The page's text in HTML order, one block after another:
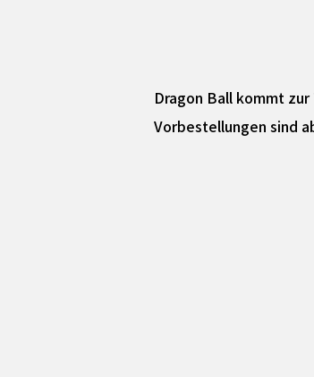
Dragon Ball kommt
Vorbestellungen sind